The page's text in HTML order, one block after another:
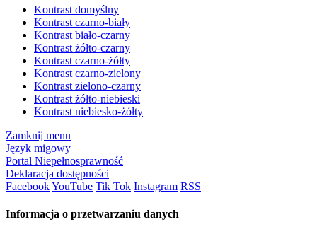
Kontrast domyślny
Kontrast czarno-biały
Kontrast biało-czarny
Kontrast żółto-czarny
Kontrast czarno-żółty
Kontrast czarno-zielony
Kontrast zielono-czarny
Kontrast żółto-niebieski
Kontrast niebiesko-żółty
Zamknij menu
Język migowy
Portal Niepełnosprawność
Deklaracja dostępności
FacebookYouTube Tik Tok Instagram RSS
Informacja o przetwarzaniu danych